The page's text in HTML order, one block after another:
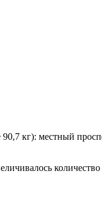
кг): местный